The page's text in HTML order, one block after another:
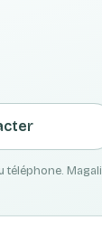
téléphone. Magali